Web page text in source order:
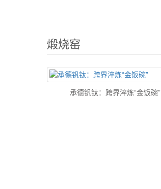
煅烧窑
承德钒钛：跨界淬炼“金饭碗”